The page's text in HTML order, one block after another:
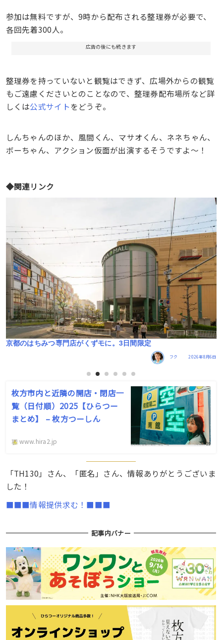
参加は無料ですが、9時から配布される整理券が必要で、
各回先着300人。
広告の後にも続きます
整理券を持っていないと観覧はできず、広場外からの観覧
もご遠慮くださいとのことなので、整理券配布場所など詳
しくは公式サイト をどうぞ。
しんちゃんのほか、風間くん、マサオくん、ネネちゃん、
ボーちゃん、アクション仮面が出演するそうですよ〜！
◆関連リンク
くずはに移動科学館くる。8/15･16
フク 2026年8月5日
枚方市内と近隣の開店・閉店一
覧（日付順）2025【ひらつー
まとめ】 – 枚方つーしん
www.hira2.jp
「TH130」さん、「匿名」さん、情報ありがとうございま
した！
■■■情報提供求む！■■■
記事内バナー